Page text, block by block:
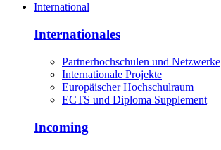
International
Internationales
Partnerhochschulen und Netzwerke
Internationale Projekte
Europäischer Hochschulraum
ECTS und Diploma Supplement
Incoming